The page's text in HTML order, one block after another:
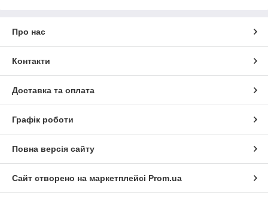
Про нас
Контакти
Доставка та оплата
Графік роботи
Повна версія сайту
Сайт створено на маркетплейсі Prom.ua